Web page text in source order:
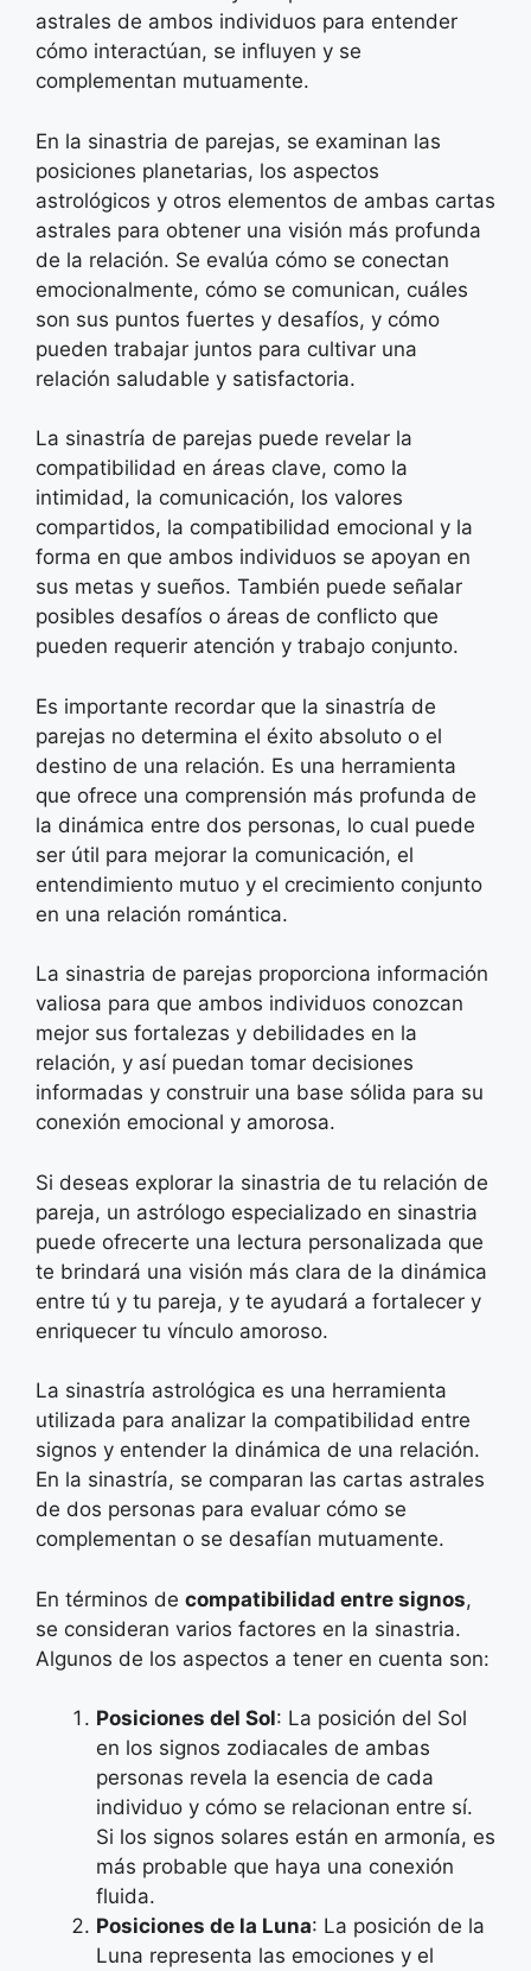
astrales de ambos individuos para entender
cómo interactúan, se influyen y se
complementan mutuamente.
En la sinastria de parejas, se examinan las
posiciones planetarias, los aspectos
astrológicos y otros elementos de ambas cartas
astrales para obtener una visión más profunda
de la relación. Se evalúa cómo se conectan
emocionalmente, cómo se comunican, cuáles
son sus puntos fuertes y desafíos, y cómo
pueden trabajar juntos para cultivar una
relación saludable y satisfactoria.
La sinastría de parejas puede revelar la
compatibilidad en áreas clave, como la
intimidad, la comunicación, los valores
compartidos, la compatibilidad emocional y la
forma en que ambos individuos se apoyan en
sus metas y sueños. También puede señalar
posibles desafíos o áreas de conflicto que
pueden requerir atención y trabajo conjunto.
Es importante recordar que la sinastría de
parejas no determina el éxito absoluto o el
destino de una relación. Es una herramienta
que ofrece una comprensión más profunda de
la dinámica entre dos personas, lo cual puede
ser útil para mejorar la comunicación, el
entendimiento mutuo y el crecimiento conjunto
en una relación romántica.
La sinastria de parejas proporciona información
valiosa para que ambos individuos conozcan
mejor sus fortalezas y debilidades en la
relación, y así puedan tomar decisiones
informadas y construir una base sólida para su
conexión emocional y amorosa.
Si deseas explorar la sinastria de tu relación de
pareja, un astrólogo especializado en sinastria
puede ofrecerte una lectura personalizada que
te brindará una visión más clara de la dinámica
entre tú y tu pareja, y te ayudará a fortalecer y
enriquecer tu vínculo amoroso.
La sinastría astrológica es una herramienta
utilizada para analizar la compatibilidad entre
signos y entender la dinámica de una relación.
En la sinastría, se comparan las cartas astrales
de dos personas para evaluar cómo se
complementan o se desafían mutuamente.
En términos de compatibilidad entre signos,
se consideran varios factores en la sinastria.
Algunos de los aspectos a tener en cuenta son:
Posiciones del Sol: La posición del Sol
en los signos zodiacales de ambas
personas revela la esencia de cada
individuo y cómo se relacionan entre sí.
Si los signos solares están en armonía, es
más probable que haya una conexión
fluida.
Posiciones de la Luna: La posición de la
Luna representa las emociones y el